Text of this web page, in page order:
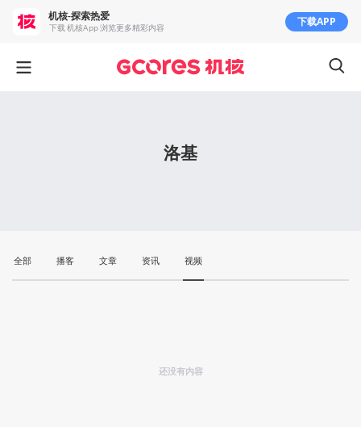
洛基
全部 播客 文章 资讯 视频
还没有内容
机核-探索热爱
下载 机核App 浏览更多精彩内容 下载APP